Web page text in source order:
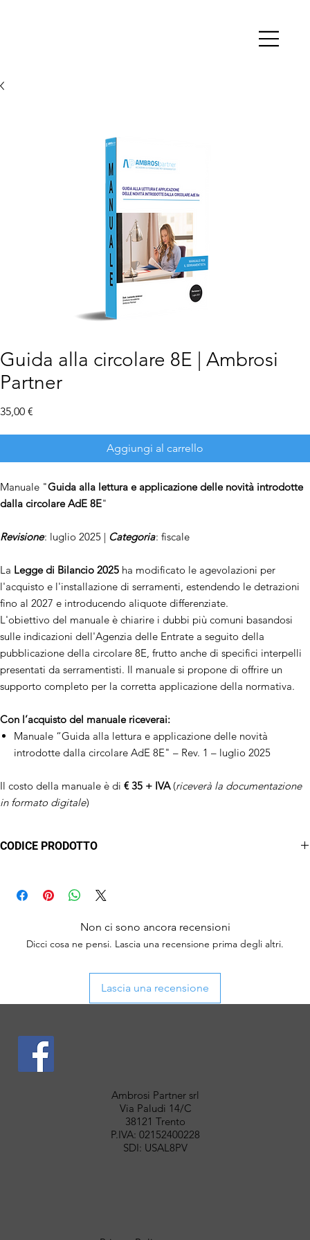
Guida alla circolare 8E | Ambrosi
Partner
35,00 €
Aggiungi al carrello
Manuale "Guida alla lettura e applicazione delle novità introdotte
dalla circolare AdE 8E"
Revisione: luglio 2025 | Categoria: fiscale
La Legge di Bilancio 2025 ha modificato le agevolazioni per
l'acquisto e l'installazione di serramenti, estendendo le detrazioni
fino al 2027 e introducendo aliquote differenziate.
L'obiettivo del manuale è chiarire i dubbi più comuni basandosi
sulle indicazioni dell'Agenzia delle Entrate a seguito della
pubblicazione della circolare 8E, frutto anche di specifici interpelli
presentati da serramentisti. Il manuale si propone di offrire un
supporto completo per la corretta applicazione della normativa.
Con l’acquisto del manuale riceverai:
Manuale “Guida alla lettura e applicazione delle novità
introdotte dalla circolare AdE 8E" – Rev. 1 – luglio 2025
Il costo della manuale è di € 35 + IVA(riceverà la documentazione
in formato digitale)
CODICE PRODOTTO
Non ci sono ancora recensioni
Dicci cosa ne pensi. Lascia una recensione prima degli altri.
Lascia una recensione
Ambrosi Partner srl
Via Paludi 14/C
38121 Trento
P.IVA: 02152400228
SDI: USAL8PV